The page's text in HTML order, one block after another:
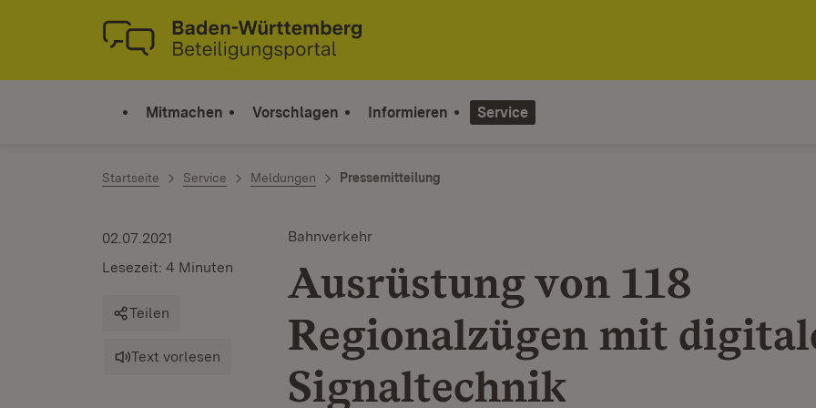
Zum Inhalt springen
Link zur Startseite
Mitmachen Vorschlagen Informieren Service
Startseite Service Meldungen Pressemitteilung
Bahnverkehr
Ausrüstung von 118
Regionalzügen mit
Signaltechnik
02.07.2021
Lesezeit: 4 Minuten
Teilen
Text vorlesen